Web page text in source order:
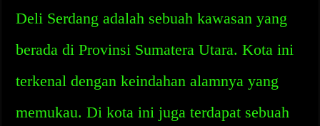
Deli Serdang adalah sebuah kawasan yang
berada di Provinsi Sumatera Utara. Kota ini
terkenal dengan keindahan alamnya yang
memukau. Di kota ini juga terdapat sebuah